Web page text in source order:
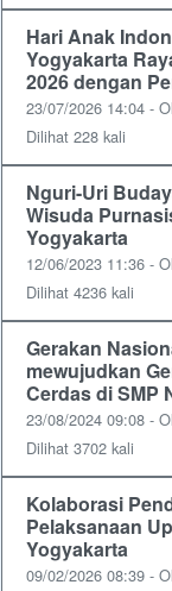
Hari Anak
Yogyakarta
2026 dengan
23/07/2026 14:04 -
Dilihat 228 kali
Nguri-Uri
Wisuda
Yogyakarta
12/06/2023 11:36 -
Dilihat 4236 kali
Gerakan
mewujudkan
Cerdas di SMP
23/08/2024 09:08 -
Dilihat 3702 kali
Kolaborasi
Pelaksanaan
Yogyakarta
09/02/2026 08:39 -